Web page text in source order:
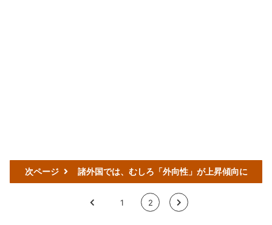
次ページ 諸外国では、むしろ「外向性」が上昇傾向に
< 1 2 >